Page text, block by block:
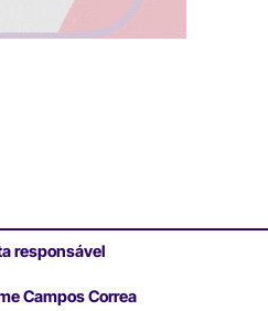
responsável
Campos Correa